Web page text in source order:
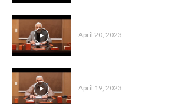
April 20, 2023
April 19, 2023